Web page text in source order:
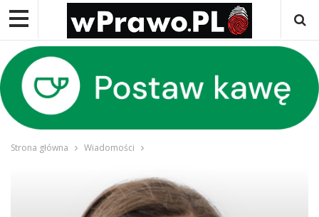
Strona główna Wiadomości